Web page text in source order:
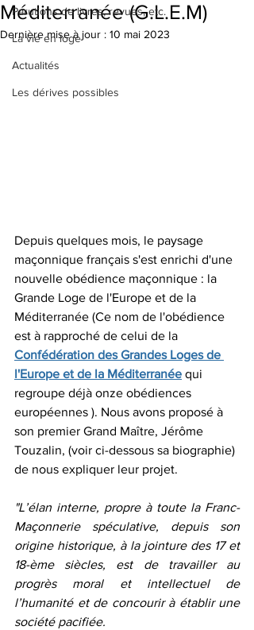
Parutions de livres, revues, etc.
La vie en loge
Actualités
Les dérives possibles
Méditerranée (G.L.E.M)
Dernière mise à jour : 10 mai 2023
Depuis quelques mois, le paysage
maçonnique français s'est enrichi d'une
nouvelle obédience maçonnique : la
Grande Loge de l'Europe et de la
Méditerranée (Ce nom de l'obédience
est à rapproché de celui de la
Confédération des Grandes Loges de
l'Europe et de la Méditerranée qui
regroupe déjà onze obédiences
européennes ). Nous avons proposé à
son premier Grand Maître, Jérôme
Touzalin, (voir ci-dessous sa biographie)
de nous expliquer leur projet.
"L’élan interne, propre à toute la Franc-
Maçonnerie spéculative, depuis son
origine historique, à la jointure des 17 et
18-ème siècles, est de travailler au
progrès moral et intellectuel de
l’humanité et de concourir à établir une
société pacifiée.